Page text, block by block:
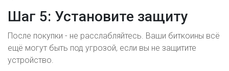
Шаг 5: Установите защиту
После покупки - не расслабляйтесь. Ваши биткоины всё
ещё могут быть под угрозой, если вы не защитите
устройство.